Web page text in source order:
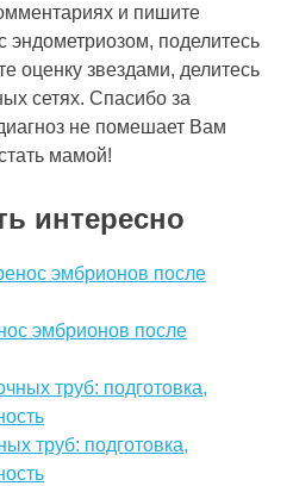
и пишите
поделитесь
оценку звездами, делитесь
сетях. Спасибо за
не помешает Вам
мамой!
интересно
эмбрионов после
труб: подготовка,